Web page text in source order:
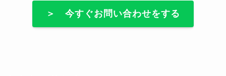
＞ 今すぐお問い合わせをする